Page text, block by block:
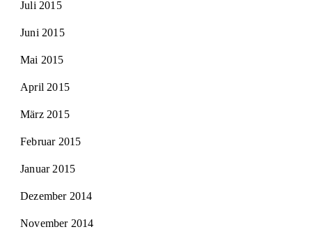
Juli 2015
Juni 2015
Mai 2015
April 2015
März 2015
Februar 2015
Januar 2015
Dezember 2014
November 2014